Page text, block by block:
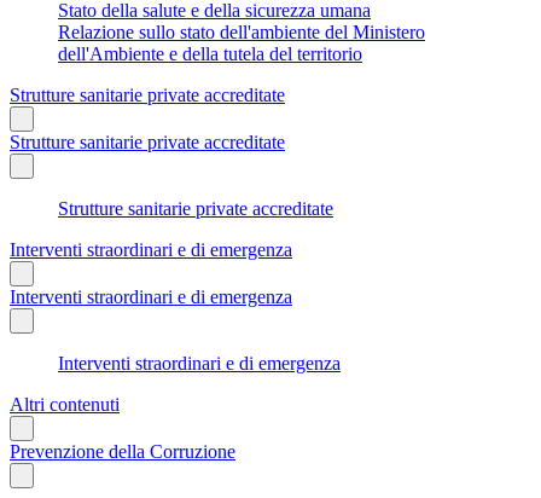
Stato della salute e della sicurezza umana
Relazione sullo stato dell'ambiente del Ministero
dell'Ambiente e della tutela del territorio
Strutture sanitarie private accreditate
Strutture sanitarie private accreditate
Strutture sanitarie private accreditate
Interventi straordinari e di emergenza
Interventi straordinari e di emergenza
Interventi straordinari e di emergenza
Altri contenuti
Prevenzione della Corruzione